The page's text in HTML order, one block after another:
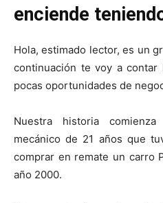
enciende
Hola, estimado lector, es un
continuación te voy a
pocas oportunidades de
Nuestra historia
mecánico de 21 años que
comprar en remate un carro
año 2000.